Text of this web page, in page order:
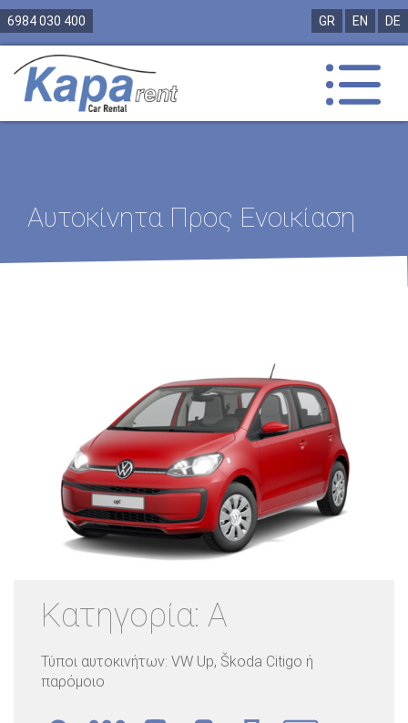
6984 030 400 GR EN DE
Αυτοκίνητα Προς Ενοικίαση
Κατηγορία: A
Τύποι αυτοκινήτων: VW Up, Škoda Citigo ή
παρόμοιο